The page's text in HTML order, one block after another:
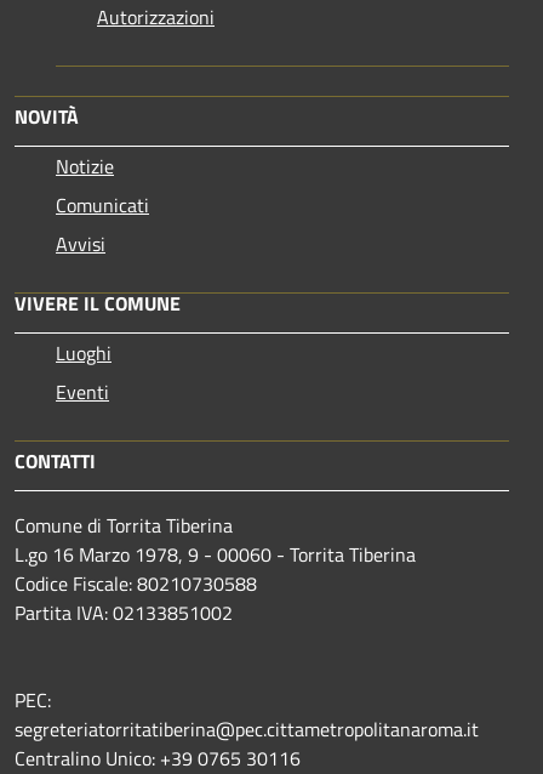
Autorizzazioni
NOVITÀ
Notizie
Comunicati
Avvisi
VIVERE IL COMUNE
Luoghi
Eventi
CONTATTI
Comune di Torrita Tiberina
L.go 16 Marzo 1978, 9 - 00060 - Torrita Tiberina
Codice Fiscale: 80210730588
Partita IVA: 02133851002
PEC:
segreteriatorritatiberina@pec.cittametropolitanaroma.it
Centralino Unico: +39 0765 30116